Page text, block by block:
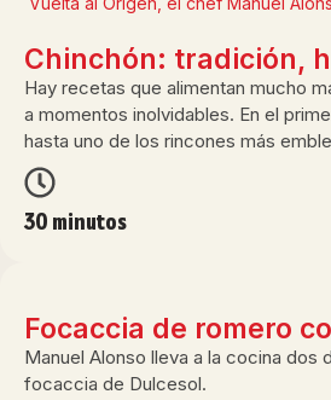
Chinchón: tradición,
Hay recetas que alimentan mucho
a momentos inolvidables. En el
hasta uno de los rincones más
30 minutos
Focaccia de romero
Manuel Alonso lleva a la cocina dos
focaccia de Dulcesol.